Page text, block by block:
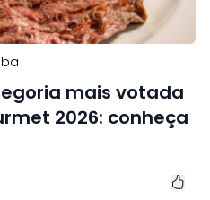
mais votada
2026: conheça